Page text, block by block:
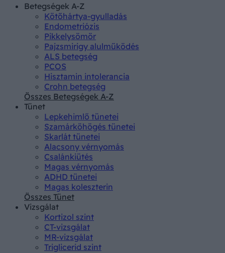
Betegségek A-Z
Kötőhártya-gyulladás
Endometriózis
Pikkelysömör
Pajzsmirigy alulműködés
ALS betegség
PCOS
Hisztamin intolerancia
Crohn betegség
Összes Betegségek A-Z
Tünet
Lepkehimlő tünetei
Szamárköhögés tünetei
Skarlát tünetei
Alacsony vérnyomás
Csalánkiütés
Magas vérnyomás
ADHD tünetei
Magas koleszterin
Összes Tünet
Vizsgálat
Kortizol szint
CT-vizsgálat
MR-vizsgálat
Triglicerid szint